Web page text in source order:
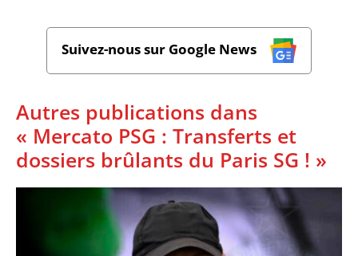
Suivez-nous sur Google News
Autres publications dans
« Mercato PSG : Transferts et
dossiers brûlants du Paris SG ! »